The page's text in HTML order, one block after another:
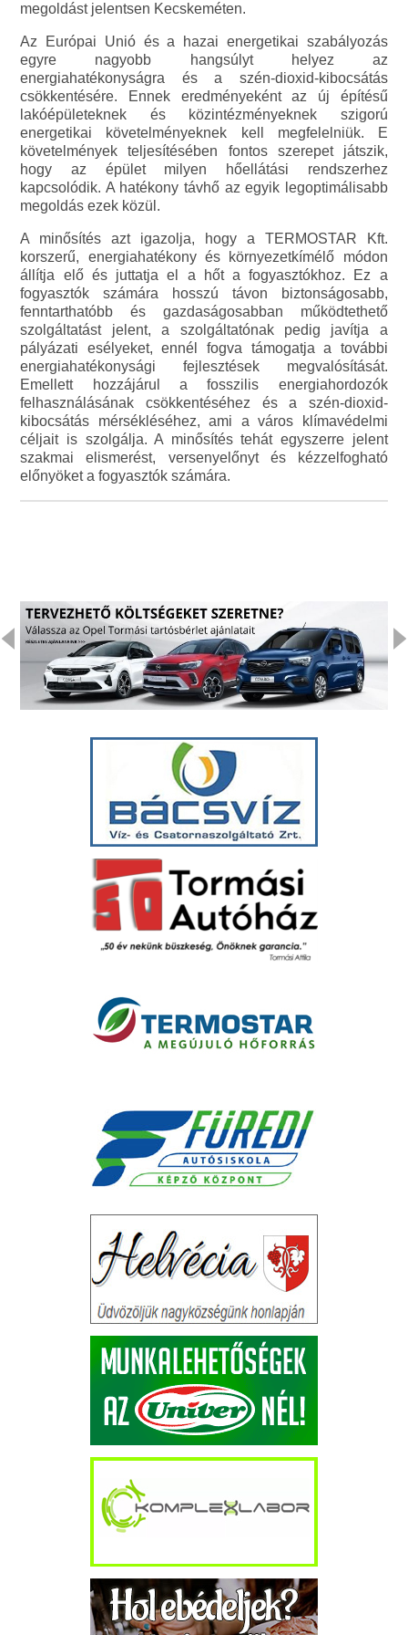
megoldást jelentsen Kecskeméten.
Az Európai Unió és a hazai energetikai szabályozás
egyre nagyobb hangsúlyt helyez az
energiahatékonyságra és a szén-dioxid-kibocsátás
csökkentésére. Ennek eredményeként az új építésű
lakóépületeknek és közintézményeknek szigorú
energetikai követelményeknek kell megfelelniük. E
követelmények teljesítésében fontos szerepet játszik,
hogy az épület milyen hőellátási rendszerhez
kapcsolódik. A hatékony távhő az egyik legoptimálisabb
megoldás ezek közül.
A minősítés azt igazolja, hogy a TERMOSTAR Kft.
korszerű, energiahatékony és környezetkímélő módon
állítja elő és juttatja el a hőt a fogyasztókhoz. Ez a
fogyasztók számára hosszú távon biztonságosabb,
fenntarthatóbb és gazdaságosabban működtethető
szolgáltatást jelent, a szolgáltatónak pedig javítja a
pályázati esélyeket, ennél fogva támogatja a további
energiahatékonysági fejlesztések megvalósítását.
Emellett hozzájárul a fosszilis energiahordozók
felhasználásának csökkentéséhez és a szén-dioxid-
kibocsátás mérsékléséhez, ami a város klímavédelmi
céljait is szolgálja. A minősítés tehát egyszerre jelent
szakmai elismerést, versenyelőnyt és kézzelfogható
előnyöket a fogyasztók számára.